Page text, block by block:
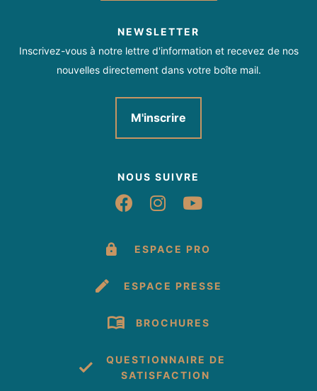
- cotisation 30€ et licence école 14.50€ inclus
- Wing foil -18ans = 364€ et +18ans = 407€
scolaires -18ans = 51€ et +18ans = 56€
Croisière embarquée we à partir de 284€, les 5 jours à partir
de 650€ par personne et privatisation à partir de 610€ par
NEWSLETTER
Inscrivez-vous à notre lettre d'information et recevez de nos
nouvelles directement dans votre boîte mail.
M'inscrire
NOUS SUIVRE
Suivez-nous sur
Suivez-nous sur
Suivez-nous
ESPACE PRO
ESPACE PRESSE
BROCHURES
QUESTIONNAIRE DE
SATISFACTION